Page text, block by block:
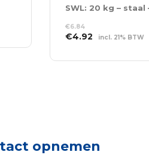
SWL: 20 kg – staal
€6.84
Oorspronkelijke
was:
€4.92 Huidige
is:
incl. 21% BTW
WINKELWAGEN
opnemen